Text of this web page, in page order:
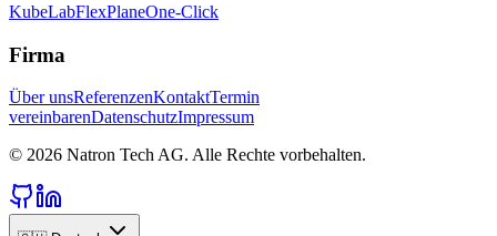
KubeLabFlexPlaneOne-Click
Firma
Über unsReferenzenKontaktTermin
vereinbarenDatenschutzImpressum
© 2026 Natron Tech AG. Alle Rechte vorbehalten.